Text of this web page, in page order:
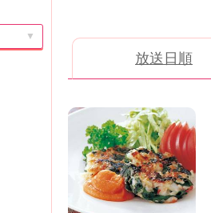
き
の
料
理
」
▼
放送日順